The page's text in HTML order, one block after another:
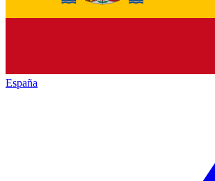
España